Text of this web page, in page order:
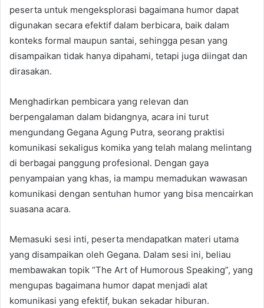
peserta untuk mengeksplorasi bagaimana humor dapat
digunakan secara efektif dalam berbicara, baik dalam
konteks formal maupun santai, sehingga pesan yang
disampaikan tidak hanya dipahami, tetapi juga diingat dan
dirasakan.
Menghadirkan pembicara yang relevan dan
berpengalaman dalam bidangnya, acara ini turut
mengundang Gegana Agung Putra, seorang praktisi
komunikasi sekaligus komika yang telah malang melintang
di berbagai panggung profesional. Dengan gaya
penyampaian yang khas, ia mampu memadukan wawasan
komunikasi dengan sentuhan humor yang bisa mencairkan
suasana acara.
Memasuki sesi inti, peserta mendapatkan materi utama
yang disampaikan oleh Gegana. Dalam sesi ini, beliau
membawakan topik “The Art of Humorous Speaking”, yang
mengupas bagaimana humor dapat menjadi alat
komunikasi yang efektif, bukan sekadar hiburan.